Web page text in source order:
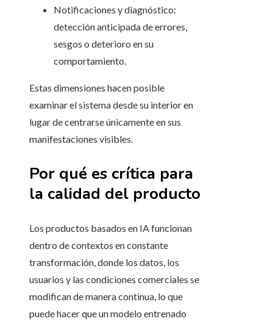
Notificaciones y diagnóstico:
detección anticipada de errores,
sesgos o deterioro en su
comportamiento.
Estas dimensiones hacen posible
examinar el sistema desde su interior en
lugar de centrarse únicamente en sus
manifestaciones visibles.
Por qué es crítica para
la calidad del producto
Los productos basados en IA funcionan
dentro de contextos en constante
transformación, donde los datos, los
usuarios y las condiciones comerciales se
modifican de manera continua, lo que
puede hacer que un modelo entrenado